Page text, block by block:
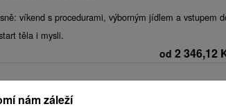
víkend s procedurami, výborným jídlem a vstupem
těla i mysli.
od 2 346,12
Zobrazit více
nám záleží